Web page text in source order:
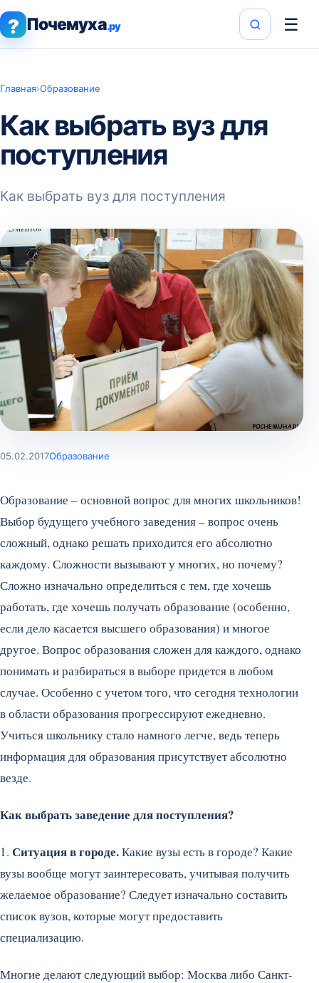
? Почемуха.ру ☰
Главная›Образование
Как выбрать вуз для
поступления
Как выбрать вуз для поступления
05.02.2017Образование
Образование – основной вопрос для многих школьников!
Выбор будущего учебного заведения – вопрос очень
сложный, однако решать приходится его абсолютно
каждому. Сложности вызывают у многих, но почему?
Сложно изначально определиться с тем, где хочешь
работать, где хочешь получать образование (особенно,
если дело касается высшего образования) и многое
другое. Вопрос образования сложен для каждого, однако
понимать и разбираться в выборе придется в любом
случае. Особенно с учетом того, что сегодня технологии
в области образования прогрессируют ежедневно.
Учиться школьнику стало намного легче, ведь теперь
информация для образования присутствует абсолютно
везде.
Как выбрать заведение для поступления?
1. Ситуация в городе.Какие вузы есть в городе? Какие
вузы вообще могут заинтересовать, учитывая получить
желаемое образование? Следует изначально составить
список вузов, которые могут предоставить
специализацию.
Многие делают следующий выбор: Москва либо Санкт-